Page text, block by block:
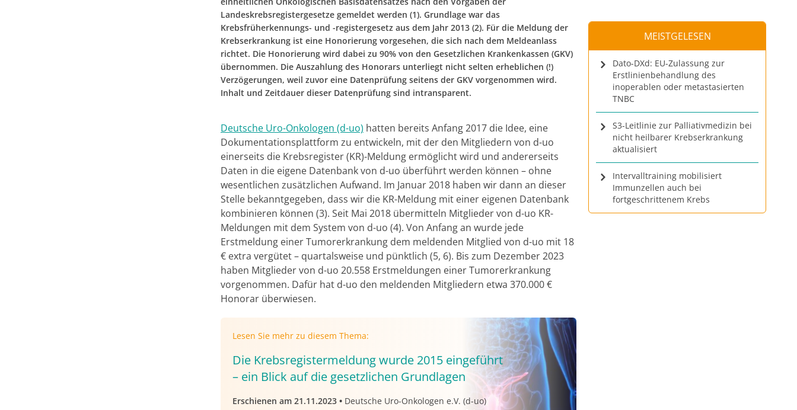
Landeskrebsregistergesetze gemeldet werden (1). Grundlage war das
Krebsfrüherkennungs- und -registergesetz aus dem Jahr 2013 (2). Für die Meldung der
Krebserkrankung ist eine Honorierung vorgesehen, die sich nach dem Meldeanlass
richtet. Die Honorierung wird dabei zu 90% von den Gesetzlichen Krankenkassen (GKV)
übernommen. Die Auszahlung des Honorars unterliegt nicht selten erheblichen (!)
Verzögerungen, weil zuvor eine Datenprüfung seitens der GKV vorgenommen wird.
Inhalt und Zeitdauer dieser Datenprüfung sind intransparent.
Deutsche Uro-Onkologen (d-uo) hatten bereits Anfang 2017 die Idee, eine
Dokumentationsplattform zu entwickeln, mit der den Mitgliedern von d-uo
einerseits die Krebsregister (KR)-Meldung ermöglicht wird und andererseits
Daten in die eigene Datenbank von d-uo überführt werden können – ohne
wesentlichen zusätzlichen Aufwand. Im Januar 2018 haben wir dann an dieser
Stelle bekanntgegeben, dass wir die KR-Meldung mit einer eigenen Datenbank
kombinieren können (3). Seit Mai 2018 übermitteln Mitglieder von d-uo KR-
Meldungen mit dem System von d-uo (4). Von Anfang an wurde jede
Erstmeldung einer Tumorerkrankung dem meldenden Mitglied von d-uo mit 18
€ extra vergütet – quartalsweise und pünktlich (5, 6). Bis zum Dezember 2023
haben Mitglieder von d-uo 20.558 Erstmeldungen einer Tumor­erkrankung
vorgenommen. Dafür hat d-uo den meldenden Mitgliedern etwa 370.000 €
Honorar überwiesen.
Lesen Sie mehr zu diesem Thema:
Die Krebsregistermeldung wurde 2015 eingeführt
– ein Blick auf die gesetzlichen Grundlagen
Erschienen am 21.11.2023 • Deutsche Uro-Onkologen e.V. (d-uo)
MEISTGELESEN
Dato-DXd: EU-Zulassung zur
Erstlinienbehandlung des
inoperablen oder metastasierten
TNBC
S3-Leitlinie zur Palliativmedizin bei
nicht heilbarer Krebserkrankung
aktualisiert
Intervalltraining mobilisiert
Immunzellen auch bei
fortgeschrittenem Krebs